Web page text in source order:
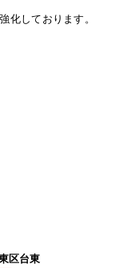
化しております。
区台東